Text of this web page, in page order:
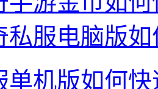
私服电脑版
单机版如何